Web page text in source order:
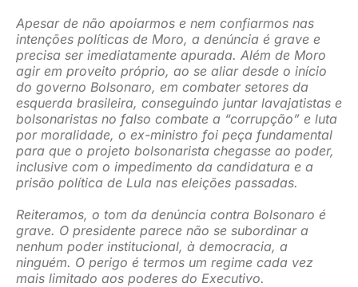
Apesar de não apoiarmos e nem confiarmos nas
intenções políticas de Moro, a denúncia é grave e
precisa ser imediatamente apurada. Além de Moro
agir em proveito próprio, ao se aliar desde o início
do governo Bolsonaro, em combater setores da
esquerda brasileira, conseguindo juntar lavajatistas e
bolsonaristas no falso combate a “corrupção” e luta
por moralidade, o ex-ministro foi peça fundamental
para que o projeto bolsonarista chegasse ao poder,
inclusive com o impedimento da candidatura e a
prisão política de Lula nas eleições passadas.
Reiteramos, o tom da denúncia contra Bolsonaro é
grave. O presidente parece não se subordinar a
nenhum poder institucional, à democracia, a
ninguém. O perigo é termos um regime cada vez
mais limitado aos poderes do Executivo.